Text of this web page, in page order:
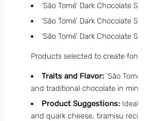
‘São Tomé’ Dark Chocolate
‘São Tomé’ Dark Chocolate
‘São Tomé’ Dark Chocolate
Products selected to create fondue
Traits and Flavor: ‘São Tomé’
and traditional chocolate in mind.
Product Suggestions: Ideal for
and quark cheese, tiramisu recipes.